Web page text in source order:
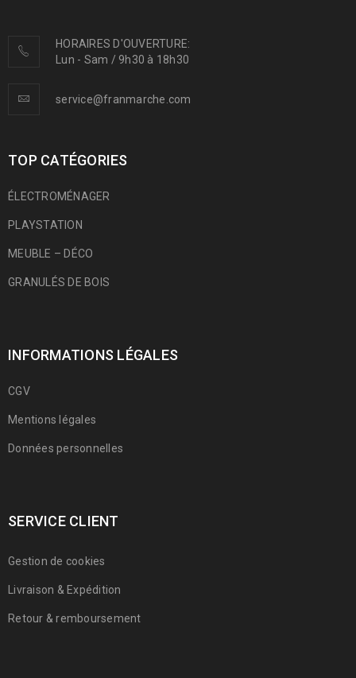
HORAIRES D'OUVERTURE:
Lun - Sam / 9h30 à 18h30
service@franmarche.com
TOP CATÉGORIES
ÉLECTROMÉNAGER
PLAYSTATION
MEUBLE – DÉCO
GRANULÉS DE BOIS
INFORMATIONS LÉGALES
CGV
Mentions légales
Données personnelles
SERVICE CLIENT
Gestion de cookies
Livraison & Expédition
Retour & remboursement